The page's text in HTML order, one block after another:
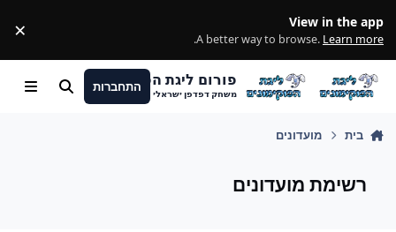
View in the app
A better way to browse. Learn more
.
×
פורום ליגת הפוקימונים
משחק דפדפן ישראלי
התחברות חיפוש Menu
בית מועדונים
רשימת מועדונים